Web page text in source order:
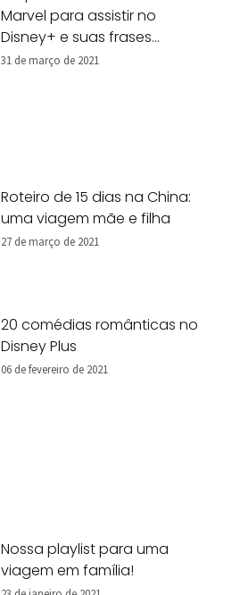
Marvel para assistir no
Disney+ e suas frases
marcantes
31 de março de 2021
Roteiro de 15 dias na China:
uma viagem mãe e filha
27 de março de 2021
20 comédias românticas no
Disney Plus
06 de fevereiro de 2021
Nossa playlist para uma
viagem em família!